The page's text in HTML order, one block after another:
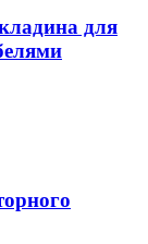
для